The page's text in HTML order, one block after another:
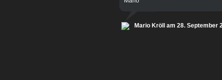
Mario Kröll am 28. September